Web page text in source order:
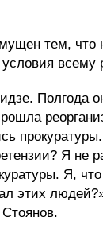
тем, что
всему
Полгода
Я не
Я,
этих